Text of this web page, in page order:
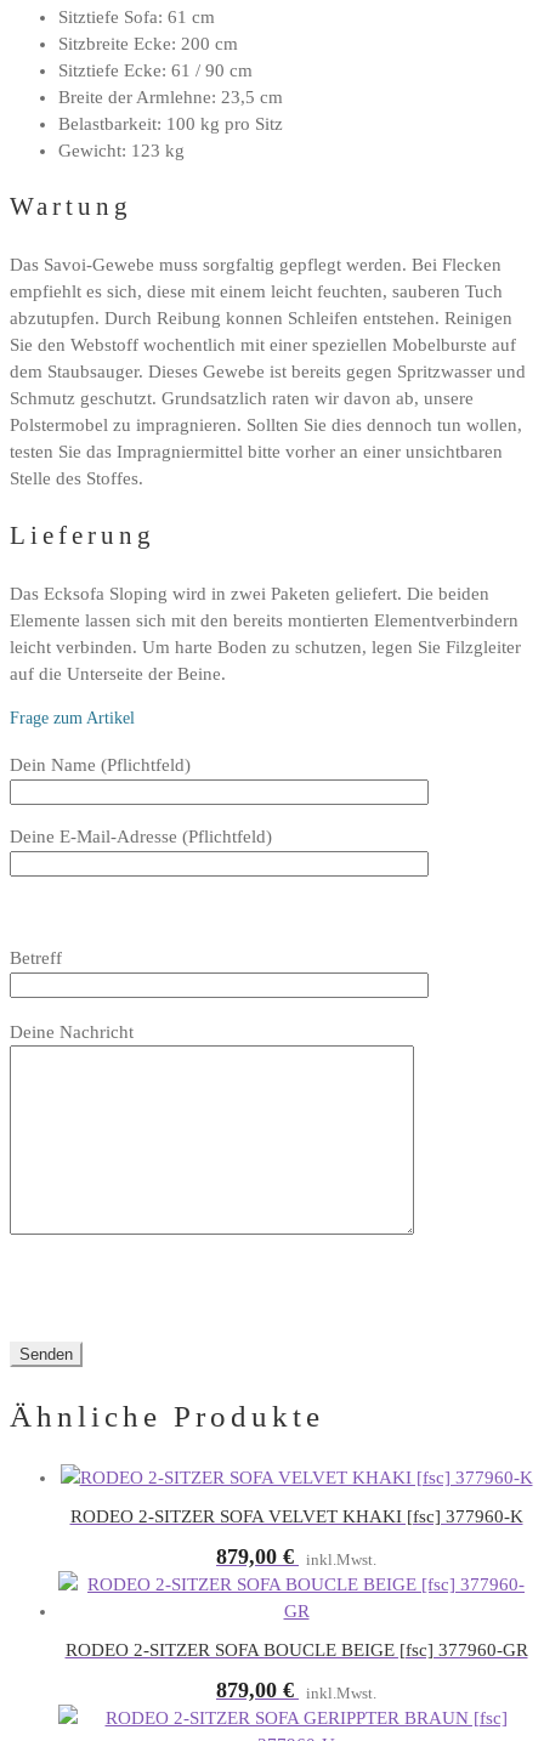
Sitztiefe Sofa: 61 cm
Sitzbreite Ecke: 200 cm
Sitztiefe Ecke: 61 / 90 cm
Breite der Armlehne: 23,5 cm
Belastbarkeit: 100 kg pro Sitz
Gewicht: 123 kg
Wartung
Das Savoi-Gewebe muss sorgfaltig gepflegt werden. Bei Flecken
empfiehlt es sich, diese mit einem leicht feuchten, sauberen Tuch
abzutupfen. Durch Reibung konnen Schleifen entstehen. Reinigen
Sie den Webstoff wochentlich mit einer speziellen Mobelburste auf
dem Staubsauger. Dieses Gewebe ist bereits gegen Spritzwasser und
Schmutz geschutzt. Grundsatzlich raten wir davon ab, unsere
Polstermobel zu impragnieren. Sollten Sie dies dennoch tun wollen,
testen Sie das Impragniermittel bitte vorher an einer unsichtbaren
Stelle des Stoffes.
Lieferung
Das Ecksofa Sloping wird in zwei Paketen geliefert. Die beiden
Elemente lassen sich mit den bereits montierten Elementverbindern
leicht verbinden. Um harte Boden zu schutzen, legen Sie Filzgleiter
auf die Unterseite der Beine.
Frage zum Artikel
Bitte
Feld
Dein Name (Pflichtfeld)
Deine E-Mail-Adresse (Pflichtfeld)
dieses
lasse
leer.
Betreff
lasse
Deine Nachricht
Ähnliche Produkte
RODEO 2-SITZER SOFA VELVET KHAKI [fsc] 377960-K
879,00 € inkl.Mwst.
RODEO 2-SITZER SOFA BOUCLE BEIGE [fsc] 377960-GR
879,00 € inkl.Mwst.